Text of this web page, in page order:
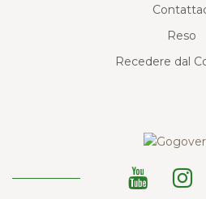
Reso
Recedere dal